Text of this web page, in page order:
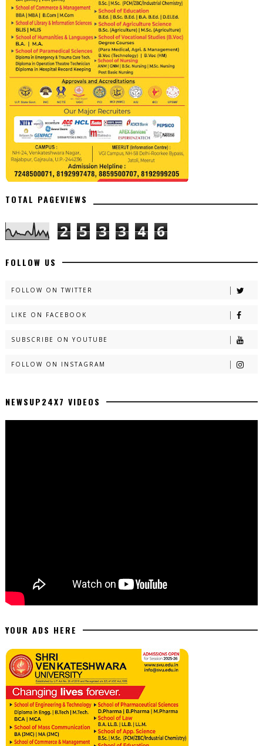
TOTAL PAGEVIEWS
2 5 3 3 4 6
FOLLOW US
FOLLOW ON TWITTER
LIKE ON FACEBOOK
SUBSCRIBE ON YOUTUBE
FOLLOW ON INSTAGRAM
NEWSUP24X7 VIDEOS
YOUR ADS HERE